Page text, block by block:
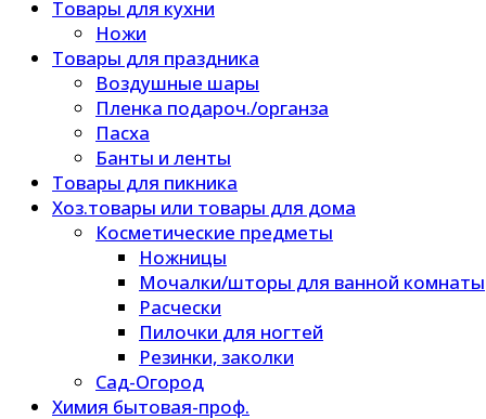
Товары для кухни
Ножи
Товары для праздника
Воздушные шары
Пленка подароч./органза
Пасха
Банты и ленты
Товары для пикника
Хоз.товары или товары для дома
Косметические предметы
Ножницы
Мочалки/шторы для ванной комнаты
Расчески
Пилочки для ногтей
Резинки, заколки
Сад-Огород
Химия бытовая-проф.